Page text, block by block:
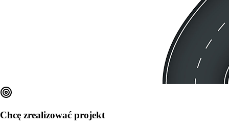
Chcę zrealizować projekt